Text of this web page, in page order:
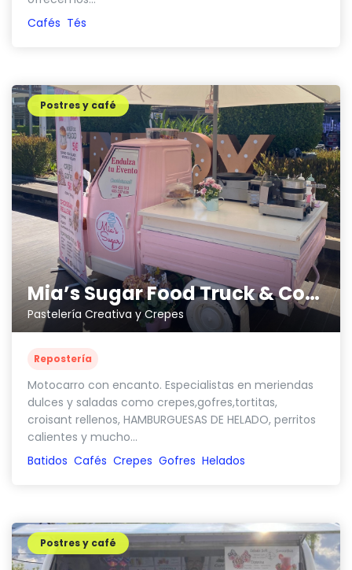
Cafés Tés
Mia’s Sugar Food Truck & Coffee
Pastelería Creativa y Crepes
Postres y café
Repostería
Motocarro con encanto. Especialistas en meriendas
dulces y saladas como crepes,gofres,tortitas,
croisant rellenos, HAMBURGUESAS DE HELADO, perritos
calientes y mucho...
Batidos Cafés Crepes Gofres Helados
Postres y café